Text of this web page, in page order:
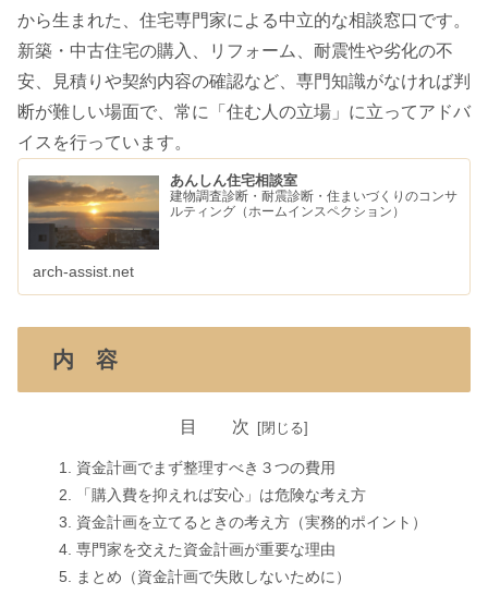
から生まれた、住宅専門家による中立的な相談窓口です。
新築・中古住宅の購入、リフォーム、耐震性や劣化の不
安、見積りや契約内容の確認など、専門知識がなければ判
断が難しい場面で、常に「住む人の立場」に立ってアドバ
イスを行っています。
あんしん住宅相談室
建物調査診断・耐震診断・住まいづくりのコンサ
ルティング（ホームインスペクション）
arch-assist.net
内 容
目 次
資金計画でまず整理すべき３つの費用
「購入費を抑えれば安心」は危険な考え方
資金計画を立てるときの考え方（実務的ポイント）
専門家を交えた資金計画が重要な理由
まとめ（資金計画で失敗しないために）